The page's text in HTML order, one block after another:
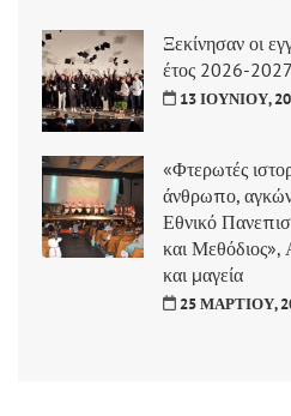
Ξεκίνησαν οι
έτος 2026-
13 ΙΟΥΝΊΟΥ,
«Φτερωτές
άνθρωπο,
Εθνικό
και Μεθόδιος»,
και μαγεία
25 ΜΑΡΤΊΟΥ,